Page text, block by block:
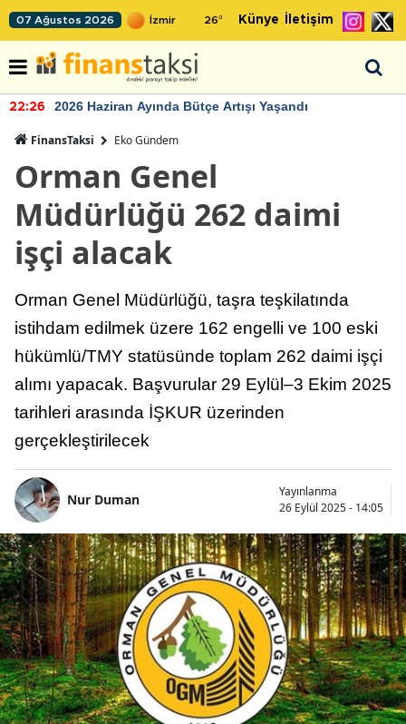
07 Ağustos 2026 26° Künye İletişim
22:26 2026 Haziran Ayında Bütçe Artışı Yaşandı
FinansTaksi Eko Gündem
Orman Genel
Müdürlüğü 262 daimi
işçi alacak
Orman Genel Müdürlüğü, taşra teşkilatında
istihdam edilmek üzere 162 engelli ve 100 eski
hükümlü/TMY statüsünde toplam 262 daimi işçi
alımı yapacak. Başvurular 29 Eylül–3 Ekim 2025
tarihleri arasında İŞKUR üzerinden
gerçekleştirilecek
Nur Duman
Yayınlanma
26 Eylül 2025 - 14:05